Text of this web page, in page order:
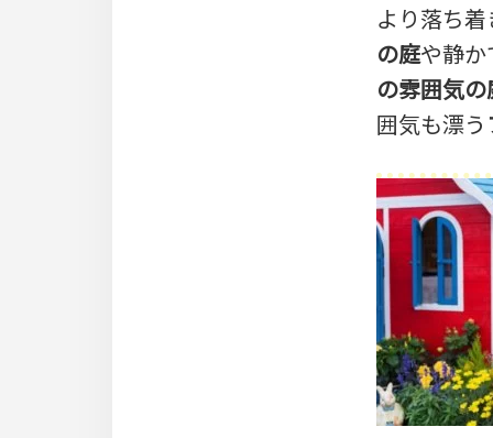
より落ち
の庭や静
の雰囲気の
囲気も漂う